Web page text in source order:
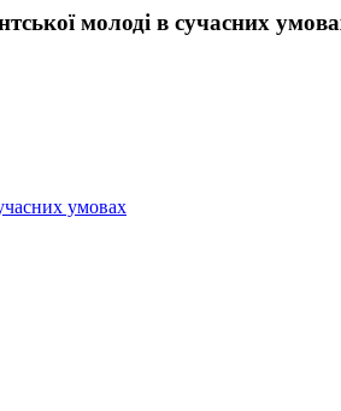
молоді в сучасних
умовах